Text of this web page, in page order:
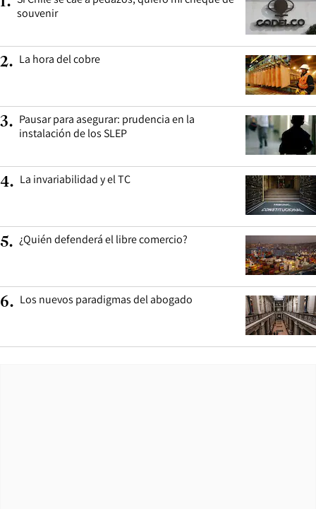
souvenir
2. La hora del cobre
3. Pausar para asegurar: prudencia en la
instalación de los SLEP
4. La invariabilidad y el TC
5. ¿Quién defenderá el libre comercio?
6. Los nuevos paradigmas del abogado